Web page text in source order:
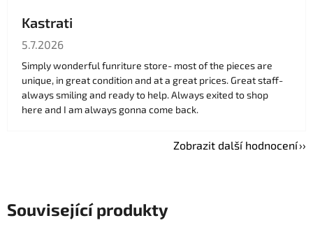
Kastrati
Hodnocení obchodu je 5 z 5 hvězdiček.
5.7.2026
Simply wonderful funriture store- most of the pieces are
unique, in great condition and at a great prices. Great staff-
always smiling and ready to help. Always exited to shop
here and I am always gonna come back.
Zobrazit další hodnocení
Související produkty